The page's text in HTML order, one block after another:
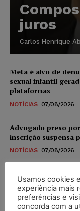
juros
Carlos Henrique
Meta é alvo de
sexual infantil
plataformas
NOTÍCIAS 07/08/2026
Advogado preso
inscrição suspensa
NOTÍCIAS 07/08/2026
novos para
níveis
DIREITO TRIBUTÁRIO
Usamos cookies
experiência mais
preferências e
concorda com a